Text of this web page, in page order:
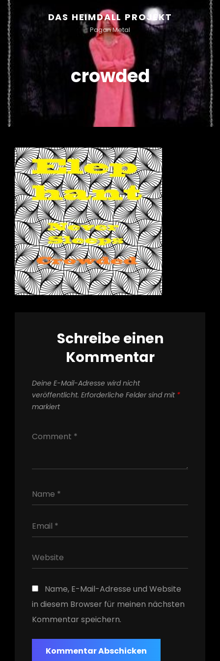
DAS HEIMDALL PROJEKT
Pagan Metal
crowded
Schreibe einen
Kommentar
Deine E-Mail-Adresse wird nicht
veröffentlicht. Erforderliche Felder sind mit *
markiert
Name, E-Mail-Adresse und Website
in diesem Browser für meinen nächsten
Kommentar speichern.